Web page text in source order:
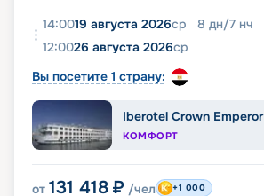
14:0019 августа 2026ср 8 дн/7 нч
12:0026 августа 2026ср
Вы посетите 1 страну:
Iberotel Crown Emperor
КОМФОРТ
от 131 418 ₽ /чел +1 000